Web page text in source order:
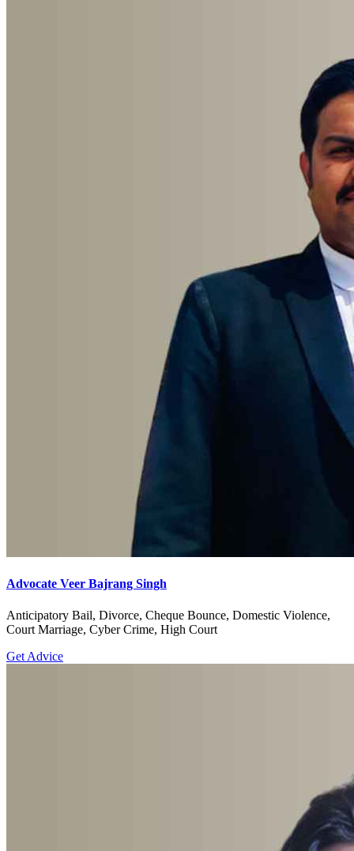
Advocate Veer Bajrang Singh
Anticipatory Bail, Divorce, Cheque Bounce, Domestic Violence,
Court Marriage, Cyber Crime, High Court
Get Advice